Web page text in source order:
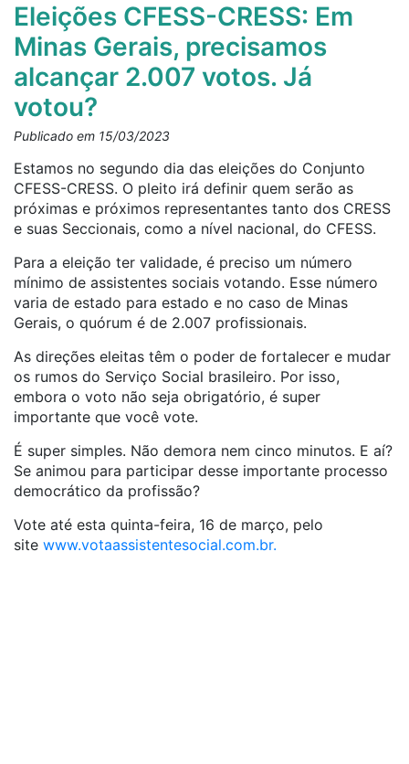
Eleições CFESS-CRESS: Em
Minas Gerais, precisamos
alcançar 2.007 votos. Já
votou?
Publicado em 15/03/2023
Estamos no segundo dia das eleições do Conjunto
CFESS-CRESS. O pleito irá definir quem serão as
próximas e próximos representantes tanto dos CRESS
e suas Seccionais, como a nível nacional, do CFESS.
Para a eleição ter validade, é preciso um número
mínimo de assistentes sociais votando. Esse número
varia de estado para estado e no caso de Minas
Gerais, o quórum é de 2.007 profissionais.
As direções eleitas têm o poder de fortalecer e mudar
os rumos do Serviço Social brasileiro. Por isso,
embora o voto não seja obrigatório, é super
importante que você vote.
É super simples. Não demora nem cinco minutos. E aí?
Se animou para participar desse importante processo
democrático da profissão?
Vote até esta quinta-feira, 16 de março, pelo
site www.votaassistentesocial.com.br.